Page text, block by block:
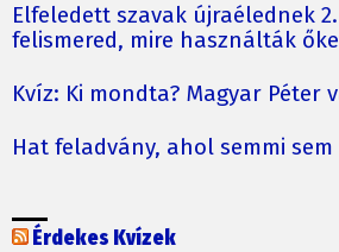
Elfeledett szavak újraélednek
felismered, mire használták
Kvíz: Ki mondta? Magyar Péter
Hat feladvány, ahol semmi
Érdekes Kvízek